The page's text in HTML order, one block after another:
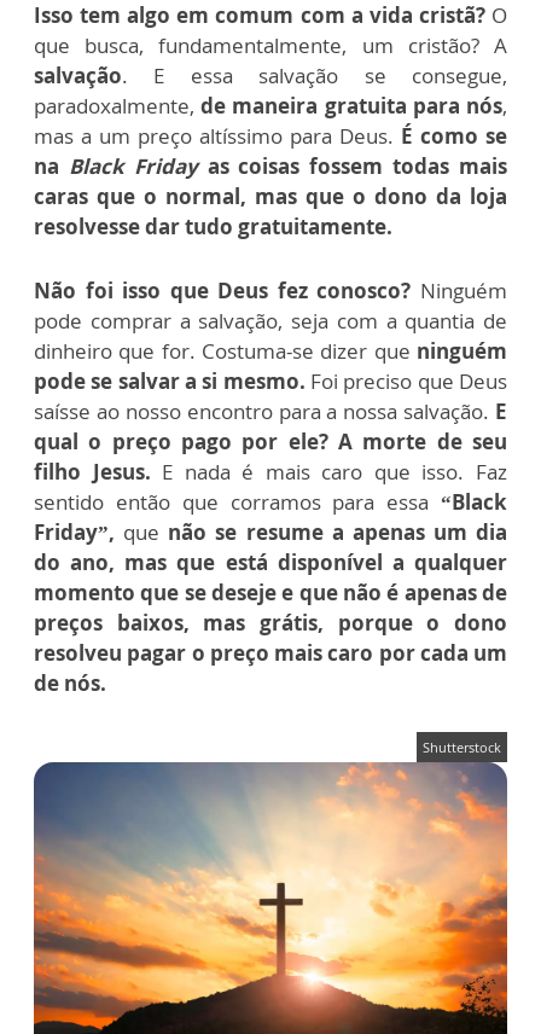
Isso tem algo em comum com a vida cristã? O
que busca, fundamentalmente, um cristão? A
salvação. E essa salvação se consegue,
paradoxalmente,de maneira gratuita para nós,
mas a um preço altíssimo para Deus. É como se
na Black Fridayas coisas fossem todas mais
caras que o normal, mas que o dono da loja
resolvesse dar tudo gratuitamente.
Não foi isso que Deus fez conosco? Ninguém
pode comprar a salvação, seja com a quantia de
dinheiro que for. Costuma-se dizer que ninguém
pode se salvar a si mesmo. Foi preciso que Deus
saísse ao nosso encontro para a nossa salvação. E
qual o preço pago por ele? A morte de seu
filho Jesus. E nada é mais caro que isso. Faz
sentido então que corramos para essa “Black
Friday”, que não se resume a apenas um dia
do ano, mas que está disponível a qualquer
momento que se deseje e que não é apenas de
preços baixos, mas grátis, porque o dono
resolveu pagar o preço mais caro por cada um
de nós.
Shutterstock